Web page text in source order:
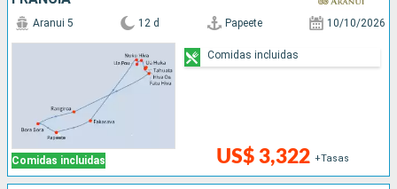
Comidas incluidas
Aranui 5 12 d Papeete 10/10/2026
US$ 3,322 +Tasas
Comidas incluidas